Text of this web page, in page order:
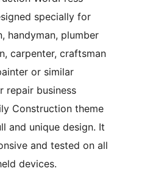
specially for
handyman, plumber
carpenter, craftsman
or similar
repair business
Construction theme
and unique design. It
and tested on all
devices.